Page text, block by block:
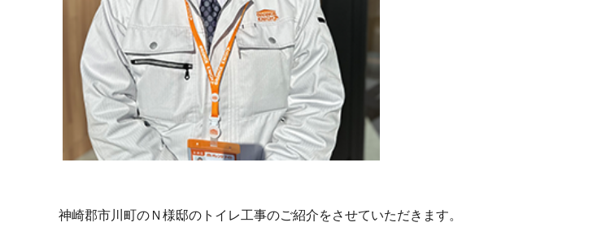
神崎郡市川町のＮ様邸のトイレ工事のご紹介をさせていただきます。